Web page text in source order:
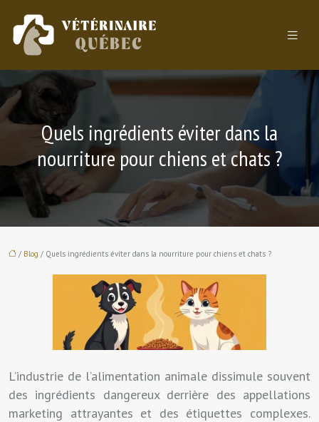
Quels ingrédients éviter dans la
nourriture pour chiens et chats ?
/ Blog / Quels ingrédients éviter dans la nourriture pour chiens et chats ?
L’industrie de l’alimentation animale dissimule souvent
des ingrédients dangereux derrière des appellations
marketing attrayantes et des étiquettes complexes.